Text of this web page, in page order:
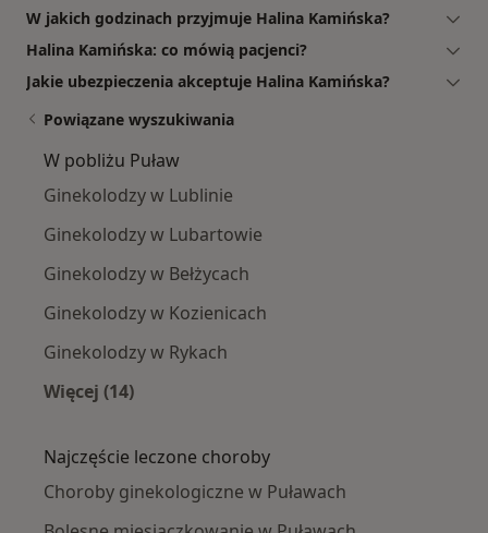
W jakich godzinach przyjmuje Halina Kamińska?
Halina Kamińska: co mówią pacjenci?
Jakie ubezpieczenia akceptuje Halina Kamińska?
Powiązane wyszukiwania
W pobliżu Puław
Ginekolodzy w Lublinie
Ginekolodzy w Lubartowie
Ginekolodzy w Bełżycach
Ginekolodzy w Kozienicach
Ginekolodzy w Rykach
Więcej (14)
Najczęście leczone choroby
Choroby ginekologiczne w Puławach